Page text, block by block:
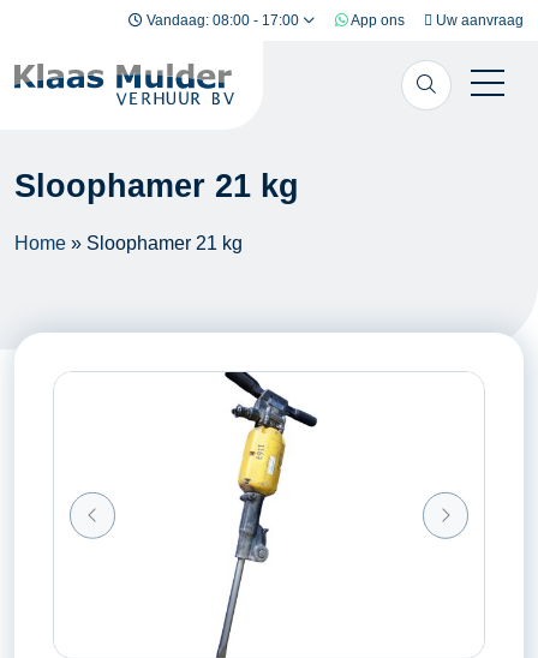
Ga naar inhoud Vandaag: 08:00 - 17:00 App ons Uw aanvraag
Sloophamer 21 kg
Home » Sloophamer 21 kg